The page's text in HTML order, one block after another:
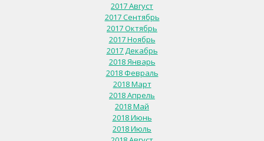
2017 Август
2017 Сентябрь
2017 Октябрь
2017 Ноябрь
2017 Декабрь
2018 Январь
2018 Февраль
2018 Март
2018 Апрель
2018 Май
2018 Июнь
2018 Июль